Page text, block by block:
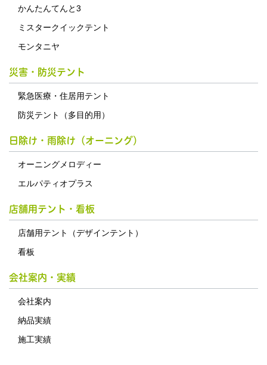
かんたんてんと3
ミスタークイックテント
モンタニヤ
災害・防災テント
緊急医療・住居用テント
防災テント（多目的用）
日除け・雨除け（オーニング）
オーニングメロディー
エルパティオプラス
店舗用テント・看板
店舗用テント（デザインテント）
看板
会社案内・実績
会社案内
納品実績
施工実績